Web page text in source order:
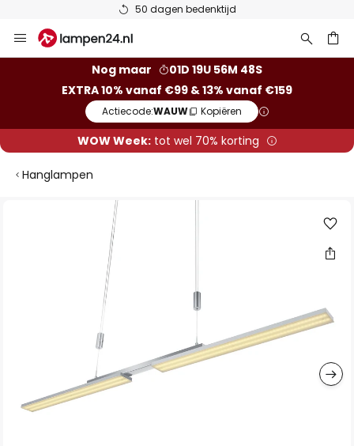
50 dagen bedenktijd
naar
Nog maar
01D 19U 56M 48S
EXTRA 10% vanaf €99 & 13% vanaf €159
Actiecode:WAUW Kopiëren
WOW Week:tot wel 70% korting
Hanglampen